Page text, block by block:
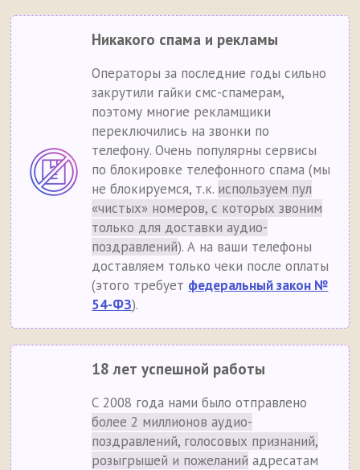
Никакого спама и рекламы
Операторы за последние годы сильно
закрутили гайки смс-спамерам,
поэтому многие рекламщики
переключились на звонки по
телефону. Очень популярны сервисы
по блокировке телефонного спама (мы
не блокируемся, т.к. используем пул
«чистых» номеров, с которых звоним
только для доставки аудио-
поздравлений). А на ваши телефоны
доставляем только чеки после оплаты
(этого требует федеральный закон №
54-ФЗ).
18 лет успешной работы
С 2008 года нами было отправлено
более 2 миллионов аудио-
поздравлений, голосовых признаний,
розыгрышей и пожеланий адресатам